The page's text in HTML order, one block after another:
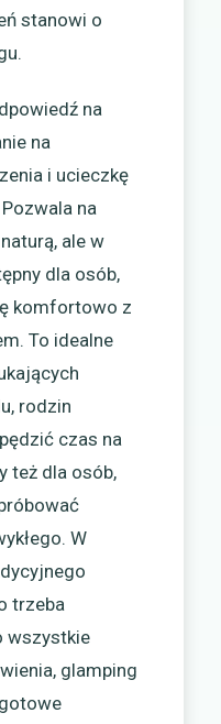
stanowi o
na
na
i ucieczkę
na
ale w
dla osób,
komfortowo z
To idealne
rodzin
czas na
też dla osób,
W
trzeba
wszystkie
glamping